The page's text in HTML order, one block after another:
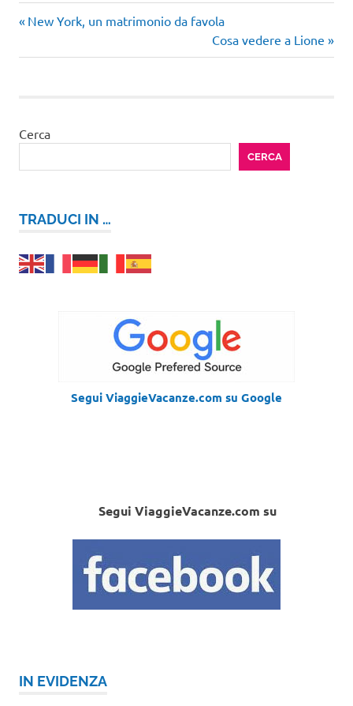
Navigazione
articoli
Articolo
New York, un matrimonio da favola
Articolo
successivo:
Cosa vedere a Lione
Cerca
CERCA
TRADUCI IN …
Segui ViaggieVacanze.com su Google
Segui ViaggieVacanze.com su
IN EVIDENZA